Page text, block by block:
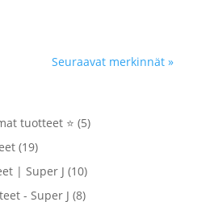
Seuraavat merkinnät »
tuotteet ⭐ 55
1919
tuotetta
| Super J 1010
tuotetta
- Super J 88